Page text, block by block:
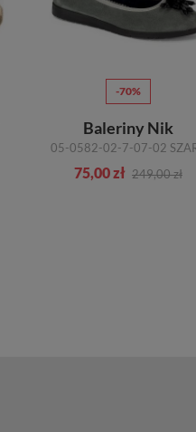
-70%
Baleriny Nik
05-0582-02-7-07-02
75,00 zł 249,00 zł